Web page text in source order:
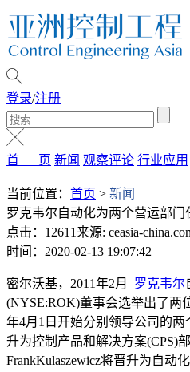
登录/注册
首 页 新闻 观察评论 行业应用
当前位置： 首页 > 新闻
罗克韦尔自动化为两个营运部门
点击：12611 来源: ceasia-
时间：2020-02-13 19:07:42
密尔沃基，2011年2月–罗克韦尔
(NYSE:ROK)董事会选举出了两
年4月1日开始分别领导公司的两
升为控制产品和解决方案(CPS)
FrankKulaszewicz将晋升为自动